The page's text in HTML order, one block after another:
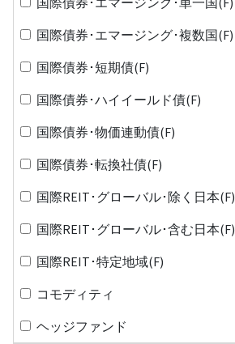
国際債券･エマージング･複数国(F)
国際債券･短期債(F)
国際債券･ハイイールド債(F)
国際債券･物価連動債(F)
国際債券･転換社債(F)
国際REIT･グローバル･除く日本(F)
国際REIT･グローバル･含む日本(F)
国際REIT･特定地域(F)
コモディティ
ヘッジファンド